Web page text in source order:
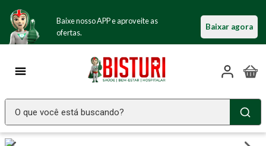
Baixe nosso APP e aproveite as
ofertas.
Baixar agora
O que você está buscando?